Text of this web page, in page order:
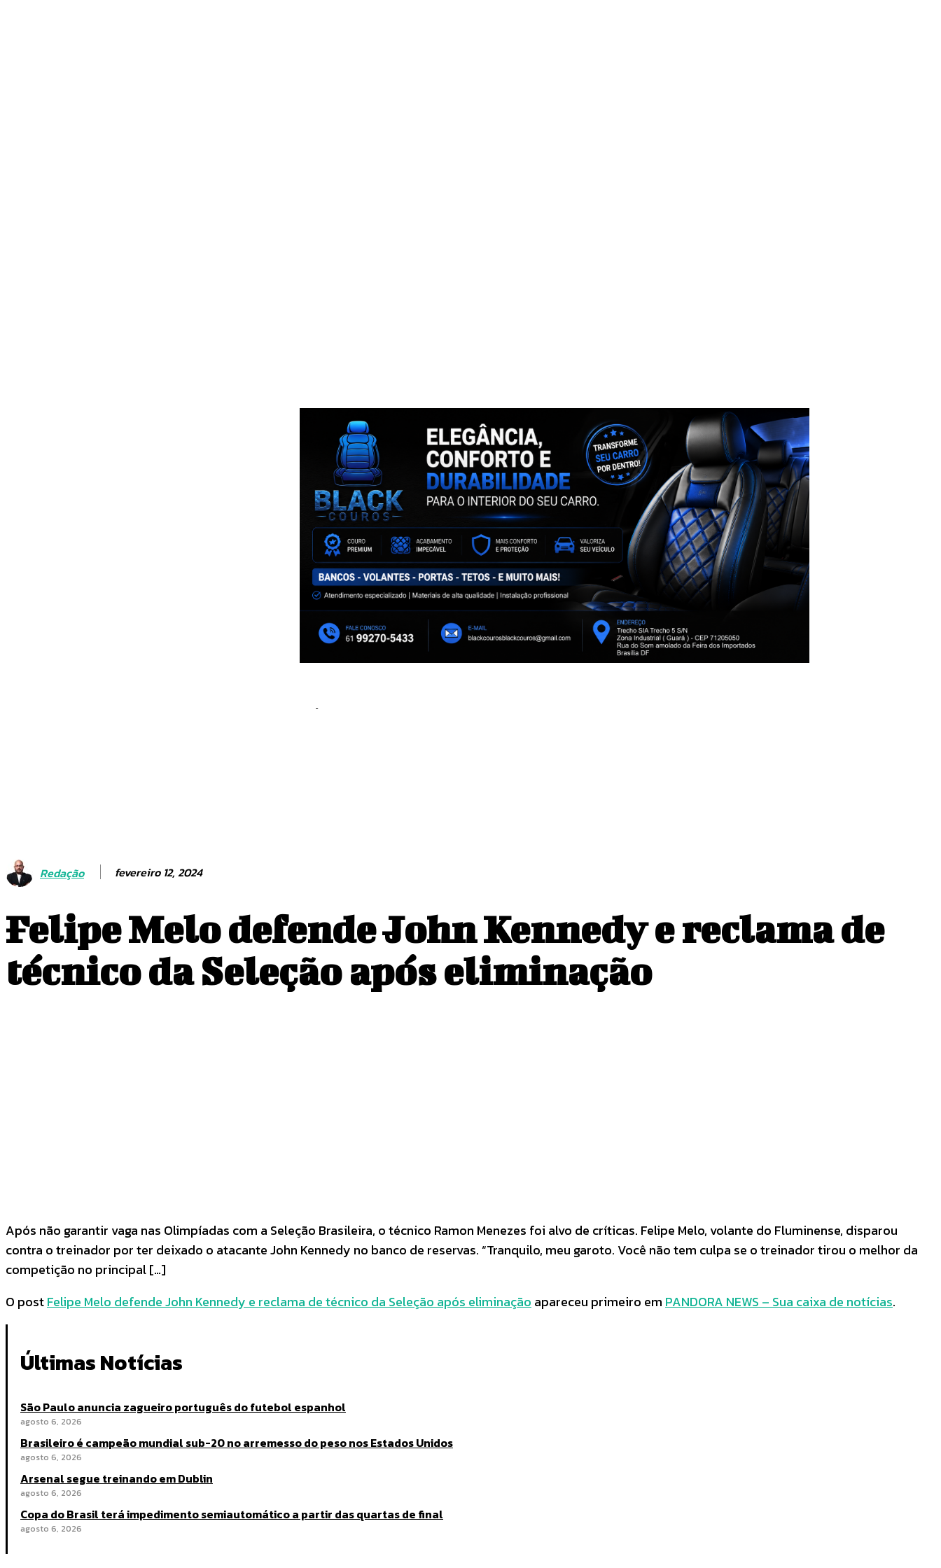
Redação fevereiro 12, 2024
Felipe Melo defende John Kennedy e reclama de
técnico da Seleção após eliminação
Após não garantir vaga nas Olimpíadas com a Seleção Brasileira, o técnico Ramon Menezes foi alvo de críticas. Felipe Melo, volante do Fluminense, disparou
contra o treinador por ter deixado o atacante John Kennedy no banco de reservas. “Tranquilo, meu garoto. Você não tem culpa se o treinador tirou o melhor da
competição no principal […]
O postFelipe Melo defende John Kennedy e reclama de técnico da Seleção após eliminação apareceu primeiro em PANDORA NEWS – Sua caixa de notícias.
Últimas Notícias
São Paulo anuncia zagueiro português do futebol espanhol
agosto 6, 2026
Brasileiro é campeão mundial sub-20 no arremesso do peso nos Estados Unidos
agosto 6, 2026
Arsenal segue treinando em Dublin
agosto 6, 2026
Copa do Brasil terá impedimento semiautomático a partir das quartas de final
agosto 6, 2026